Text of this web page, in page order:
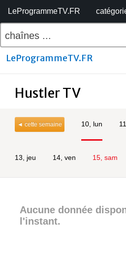
LeProgrammeTV.FR
chaînes ...
LeProgrammeTV.FR
Hustler TV
◄ cette semaine 10, lun
13, jeu 14, ven 15, sam
Aucune donnée
l'instant.